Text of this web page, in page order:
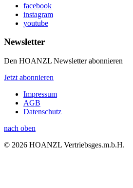
facebook
instagram
youtube
Newsletter
Den HOANZL Newsletter abonnieren
Jetzt abonnieren
Impressum
AGB
Datenschutz
nach oben
© 2026 HOANZL Vertriebsges.m.b.H.